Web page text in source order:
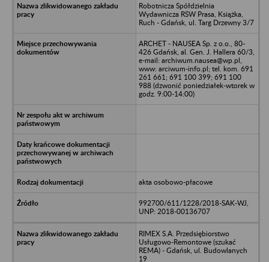
Robotnicza Spółdzielnia
Wydawnicza RSW Prasa, Książka,
Ruch - Gdańsk, ul. Targ Drzewny 3/7
ARCHET - NAUSEA Sp. z o.o., 80-
426 Gdańsk, al. Gen. J. Hallera 60/3,
e-mail: archiwum.nausea@wp.pl,
www: arciwum-info.pl; tel. kom. 691
261 661; 691 100 399; 691 100
988 (dzwonić poniedziałek-wtorek w
godz. 9:00-14:00)
akta osobowo-płacowe
992700/611/1228/2018-SAK-WJ,
UNP: 2018-00136707
RIMEX S.A. Przedsiębiorstwo
Usługowo-Remontowe (szukać
REMA) - Gdańsk, ul. Budowlanych
19